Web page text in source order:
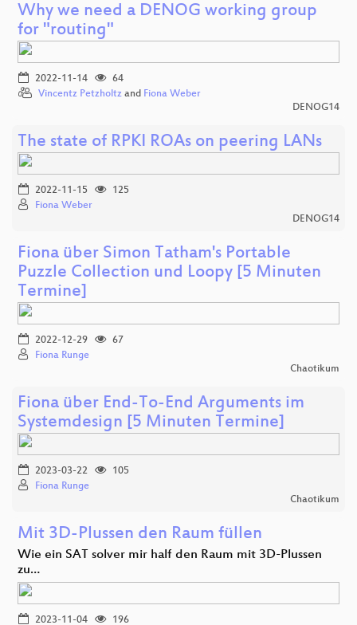
Why we need a DENOG working group
for "routing"
2022-11-14
64
Vincentz Petzholtz and Fiona Weber
DENOG14
The state of RPKI ROAs on peering LANs
2022-11-15
125
Fiona Weber
DENOG14
Fiona über Simon Tatham's Portable
Puzzle Collection und Loopy [5 Minuten
Termine]
2022-12-29
67
Fiona Runge
Chaotikum
Fiona über End-To-End Arguments im
Systemdesign [5 Minuten Termine]
2023-03-22
105
Fiona Runge
Chaotikum
Mit 3D-Plussen den Raum füllen
Wie ein SAT solver mir half den Raum mit 3D-Plussen
zu…
2023-11-04
196